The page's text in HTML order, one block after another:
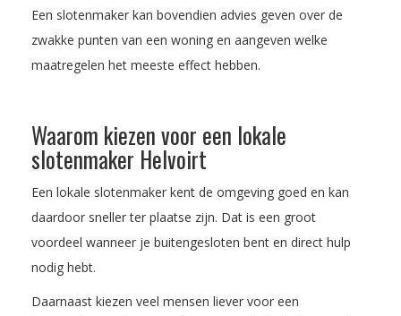
Een slotenmaker kan bovendien advies geven over de
zwakke punten van een woning en aangeven welke
maatregelen het meeste effect hebben.
Waarom kiezen voor een lokale
slotenmaker Helvoirt
Een lokale slotenmaker kent de omgeving goed en kan
daardoor sneller ter plaatse zijn. Dat is een groot
voordeel wanneer je buitengesloten bent en direct hulp
nodig hebt.
Daarnaast kiezen veel mensen liever voor een